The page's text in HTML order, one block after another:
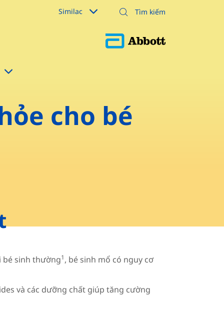
Similac
cho bé
bé sinh thường1, bé sinh mổ có nguy cơ
và các dưỡng chất giúp tăng cường